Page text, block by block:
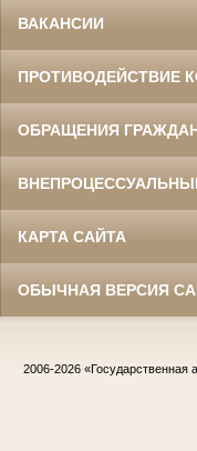
ВАКАНСИИ
ПРОТИВОДЕЙСТВИЕ
ОБРАЩЕНИЯ
КАРТА САЙТА
ОБЫЧНАЯ ВЕРСИЯ
2006-2026 «Государственная